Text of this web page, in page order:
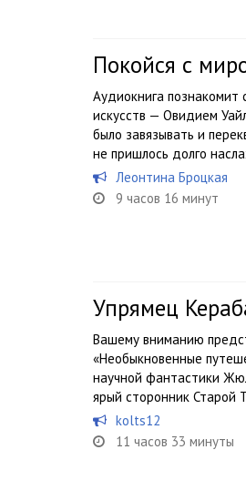
Покойся с
Аудиокнига
искусств — Овидием
было завязывать и
не пришлось долго
Леонтина Броцкая
9 часов 16 минут
Упрямец
Вашему вниманию
«Необыкновенные
научной фантастики
ярый сторонник Старой
kolts12
11 часов 33 минуты